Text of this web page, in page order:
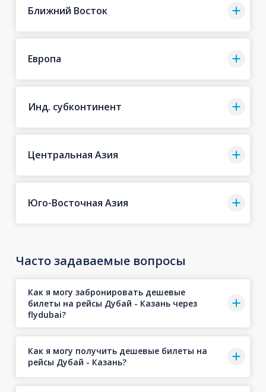
Ближний Восток
Европа
Инд. субконтинент
Центральная Азия
Юго-Восточная Азия
Часто задаваемые вопросы
Как я могу забронировать дешевые
билеты на рейсы Дубай - Казань через
flydubai?
Как я могу получить дешевые билеты на
рейсы Дубай - Казань?